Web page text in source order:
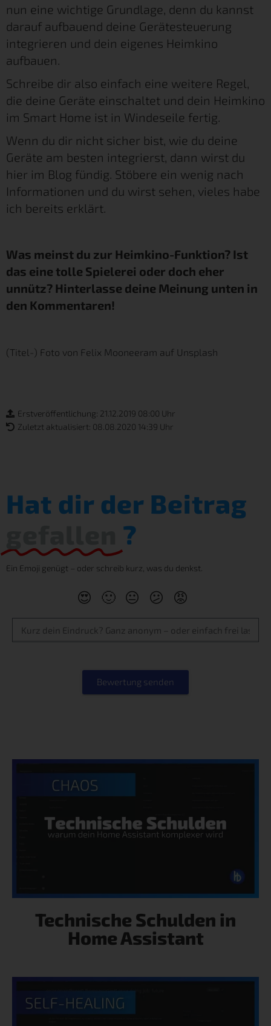
nun eine wichtige Grundlage, denn du kannst
darauf aufbauend deine Gerätesteuerung
integrieren und dein eigenes Heimkino
aufbauen.
Schreibe dir also einfach eine weitere Regel,
die deine Geräte einschaltet und dein Heimkino
im Smart Home ist in Windeseile fertig.
Wenn du dir nicht sicher bist, wie du deine
Geräte am besten integrierst, dann wirst du
hier im Blog fündig. Stöbere ein wenig nach
Informationen und du wirst sehen, vieles habe
ich bereits erklärt.
Was meinst du zur Heimkino-Funktion? Ist
das eine tolle Spielerei oder doch eher
unnütz? Hinterlasse deine Meinung unten in
den Kommentaren!
(Titel-) Foto von Felix Mooneeram auf Unsplash
Erstveröffentlichung: 21.12.2019 08:00 Uhr
Zuletzt aktualisiert: 08.08.2020 14:39 Uhr
Hat dir der Beitrag
?
Ein Emoji genügt – oder schreib kurz, was du denkst.
😍 🙂 😐 😕 😡
Bewertung senden
Technische Schulden in
Home Assistant